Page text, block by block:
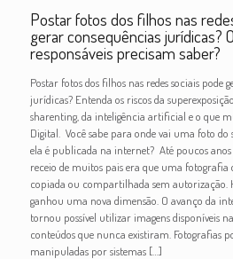
Postar fotos dos filhos nas
gerar consequências jurídicas?
responsáveis precisam saber?
Postar fotos dos filhos nas redes sociais pode
jurídicas? Entenda os riscos da
sharenting, da inteligência artificial e o que
Digital. Você sabe para onde vai uma foto do
ela é publicada na internet? Até poucos
receio de muitos pais era que uma fotografia
copiada ou compartilhada sem autorização.
ganhou uma nova dimensão. O avanço da
tornou possível utilizar imagens disponíveis
conteúdos que nunca existiram. Fotografias
manipuladas por sistemas[…]